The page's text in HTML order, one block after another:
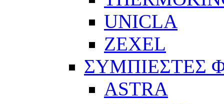
UNICLA
ZEXEL
ΣΥΜΠΙΕΣΤΕΣ
ASTRA